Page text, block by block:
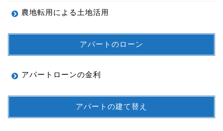
農地転用による土地活用
アパートのローン
アパートローンの金利
アパートの建て替え